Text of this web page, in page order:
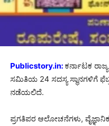
Publicstory.in: ಕರ್ನಾಟಕ
ಸಮಿತಿಯ 24 ಸದಸ್ಯ ಸ್ಥಾನಗಳಿಗೆ
ನಡೆಯಲಿದೆ.
ಪ್ರಗತಿಪರ ಆಲೋಚನೆಗಳು,